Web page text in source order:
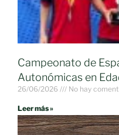
Campeonato de
Autonómicas en
26/06/2026 No hay
Leer más »